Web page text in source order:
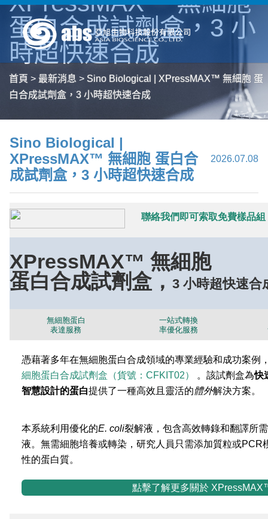
蛋白合成試劑盒，3 小
時超快速合成
首頁 > 最新消息 > Sino Biological | XPressMAX™ 無細胞 蛋
白合成試劑盒，3 小時超快速合成
Sino Biological |
XPressMAX™ 無細胞 蛋白合
成試劑盒，3 小時超快速合成
2026.07.08
聯絡我們即可索取免費樣品組
XPressMAX™ 無細胞
蛋白合成試劑盒， 3 小時超快速合
無細胞蛋白
表達服務
一站式轉換
率優化服務
憑藉著多年在無細胞蛋白合成領域的專業經驗和成功案例
細胞蛋白合成試劑盒（貨號：CFKIT02）
。該試劑盒為快
智慧設計的蛋白提供了一種高效且靈活的體外解決方案。
本系統利用優化的E. coli裂解液，包含高效轉錄和翻譯所
液。無需細胞培養或轉染，研究人員只需添加質粒或
性的蛋白質。
點擊了解更多關於